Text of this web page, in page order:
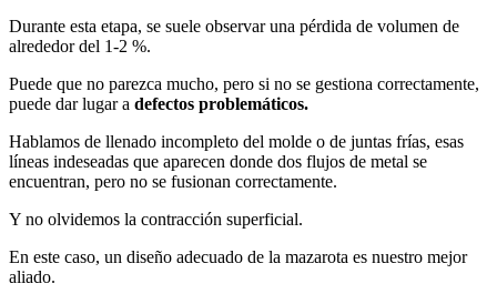
Durante esta etapa, se suele observar una pérdida de volumen de
alrededor del 1-2 %.
Puede que no parezca mucho, pero si no se gestiona correctamente,
puede dar lugar a defectos problemáticos.
Hablamos de llenado incompleto del molde o de juntas frías, esas
líneas indeseadas que aparecen donde dos flujos de metal se
encuentran, pero no se fusionan correctamente.
Y no olvidemos la contracción superficial.
En este caso, un diseño adecuado de la mazarota es nuestro mejor
aliado.